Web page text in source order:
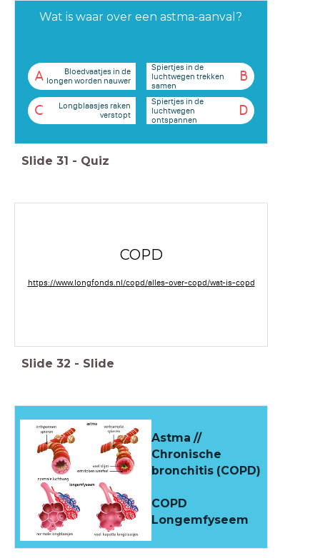
Wat is waar over een astma-aanval?
A
Bloedvaatjes in de
longen worden nauwer
B
Spiertjes in de
luchtwegen trekken
samen
C
Longblaasjes raken
verstopt
D
Spiertjes in de
luchtwegen
ontspannen
Slide 31 - Quiz
COPD
https://www.longfonds.nl/copd/alles-over-copd/wat-is-copd
Slide 32 - Slide
Astma //
Chronische
bronchitis (COPD)
COPD
Longemfyseem